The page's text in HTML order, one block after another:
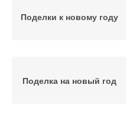
Поделки к новому году
Поделка на новый год